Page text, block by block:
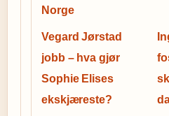
Norge
Vegard Jørstad
jobb – hva gjør
Sophie Elises
ekskjæreste?